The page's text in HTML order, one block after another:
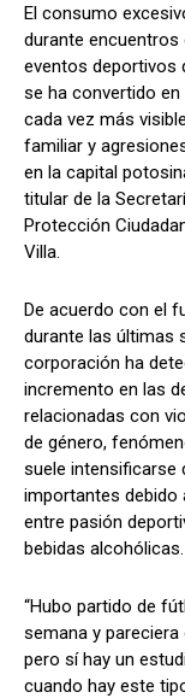
El consumo
durante encuentros
eventos deportivos
se ha convertido
cada vez más
familiar y
en la capital
titular de la
Protección
Villa.
De acuerdo con el
durante las últimas
corporación ha
incremento en las
relacionadas con
de género,
suele intensificarse
importantes debido
entre pasión
bebidas alcohólicas.
“Hubo partido de
semana y
pero sí hay un
cuando hay este